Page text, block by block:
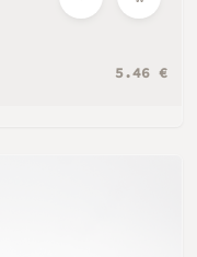
5.46 €